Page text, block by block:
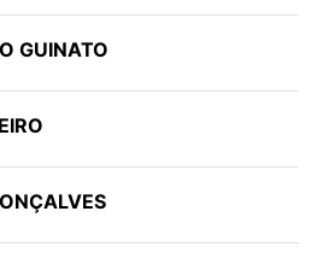
GUINATO